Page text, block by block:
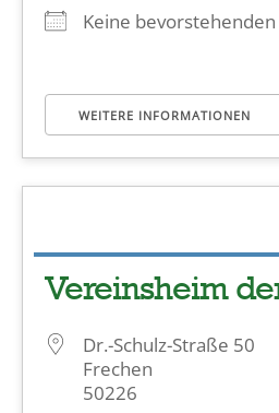
Keine
WEITERE INFORMATIONEN
Vereinsheim
Dr.-Schulz-Straße 50
Frechen
50226